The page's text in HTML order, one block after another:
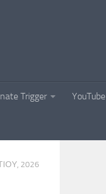
Trigger YouTube
2026